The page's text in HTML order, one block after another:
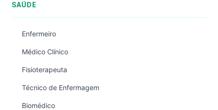
SAÚDE
Enfermeiro
Médico Clínico
Fisioterapeuta
Técnico de Enfermagem
Biomédico